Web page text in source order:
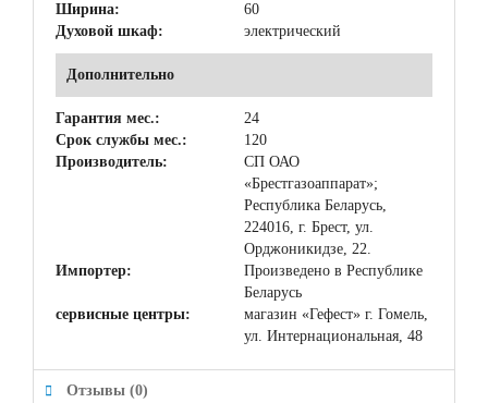
Ширина:
60
Духовой шкаф:
электрический
Дополнительно
Гарантия мес.:
24
Срок службы мес.:
120
Производитель:
СП ОАО
«Брестгазоаппарат»;
Республика Беларусь,
224016, г. Брест, ул.
Орджоникидзе, 22.
Импортер:
Произведено в Республике
Беларусь
сервисные центры:
магазин «Гефест» г. Гомель,
ул. Интернациональная, 48
Отзывы (0)